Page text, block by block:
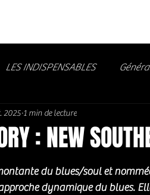
des artistes, vibrez aux
LES INDISPENSABLES
/ Funk / Rhythm Blues
: NEW
2025 1 min de lecture
du blues/soul et
dynamique du blues.